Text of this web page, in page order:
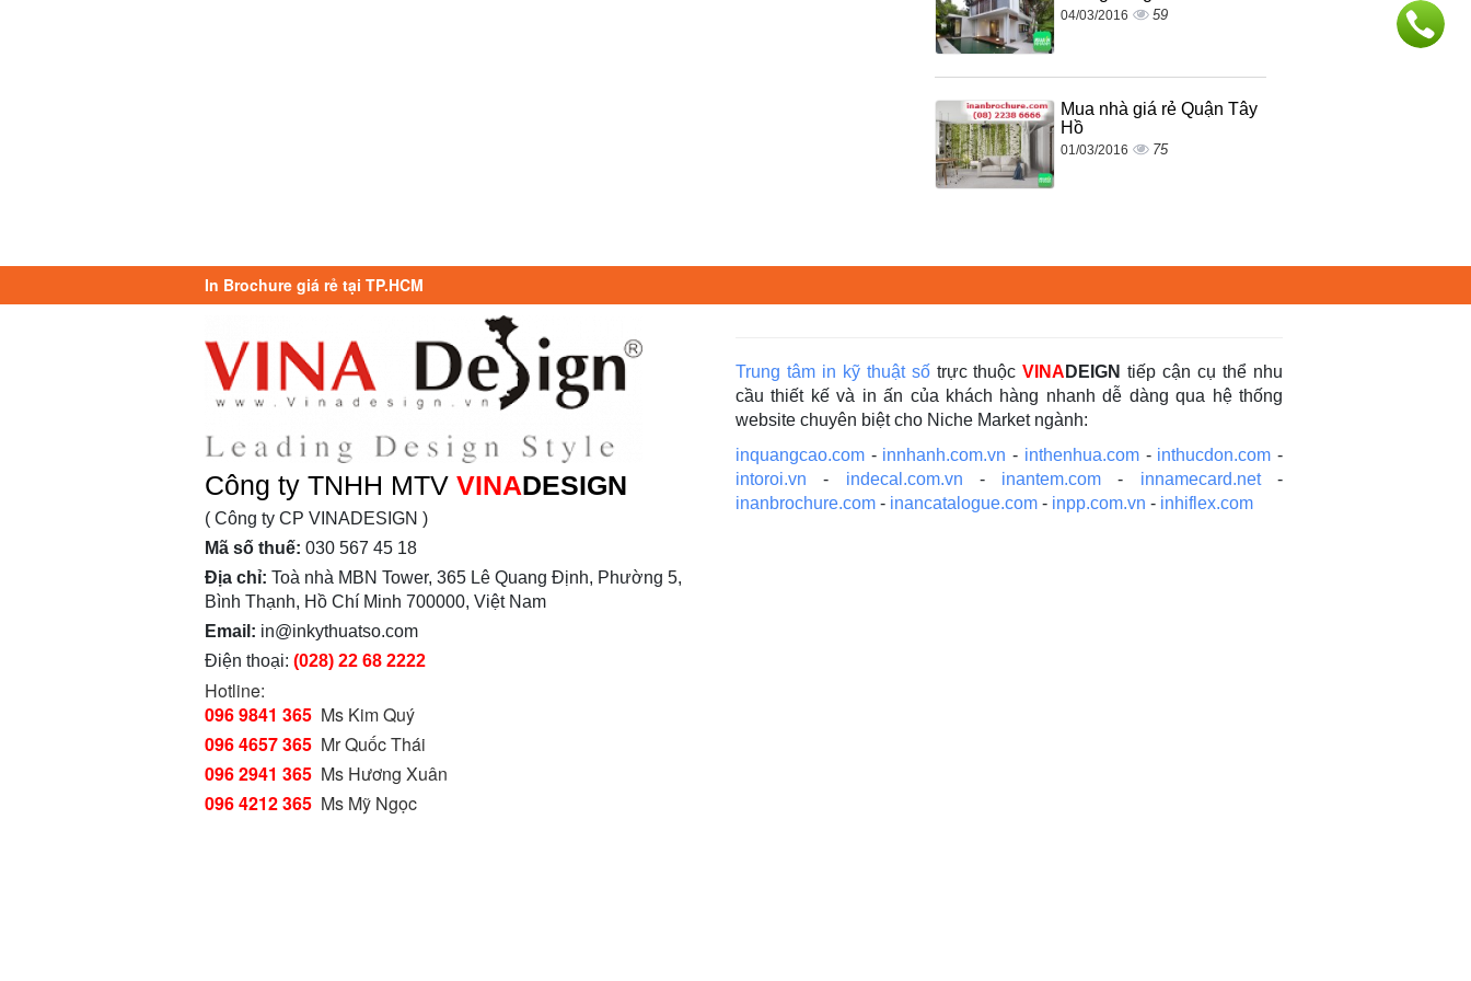
04/03/2016 59
Mua nhà giá rẻ Quận Tây
Hồ
01/03/2016 75
In Brochure giá rẻ tại TP.HCM
Công ty TNHH MTV VINADESIGN
( Công ty CP VINADESIGN )
Mã số thuế: 030 567 45 18
Địa chỉ: Toà nhà MBN Tower, 365 Lê Quang Định, Phường 5,
Bình Thạnh, Hồ Chí Minh 700000, Việt Nam
Email: in@inkythuatso.com
Điện thoại: (028) 22 68 2222
Hotline:
096 9841 365 Ms Kim Quý
096 4657 365 Mr Quốc Thái
096 2941 365 Ms Hương Xuân
096 4212 365 Ms Mỹ Ngọc
Trung tâm in kỹ thuật sốtrực thuộcVINA DEIGN tiếp cận cụ thể nhu
cầu thiết kế và in ấn của khách hàng nhanh dễ dàng qua hệ thống
website chuyên biệt cho Niche Market ngành:
inquangcao.com - innhanh.com.vn - inthenhua.com- inthucdon.com -
intoroi.vn - indecal.com.vn - inantem.com - innamecard.net-
inanbrochure.com - inancatalogue.com - inpp.com.vn - inhiflex.com